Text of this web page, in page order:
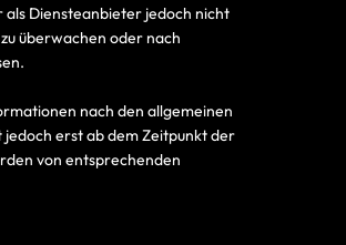
als Diensteanbieter jedoch nicht
überwachen oder nach
nach den allgemeinen
erst ab dem Zeitpunkt der
von entsprechenden